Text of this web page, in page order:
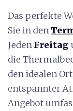
Das perfekte
Sie in den
Jeden Freitag
die
den idealen
entspannter
Angebot